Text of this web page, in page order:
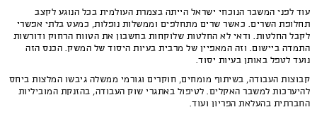
עוד לפני המשבר הנוכחי ישראל הייתה בצמרת העולמית בכל הנוגע לקצב
תחלופת השרים. כאשר שרים מתחלפים וממשלות נופלות, כמעט בלתי אפשרי
לקבל החלטות. ודאי לא החלטות שלוקחות בחשבון את הטווח הרחוק ודורשות
התמדה ביישום. וזה המאפיין של מרבית בעיות היסוד של המשק. הכנס הזה
נועד לטפל באותן בעיות יסוד.
קבוצות העבודה, בשיתוף מומחים, חוקרים וגורמי ממשלה גיבשו המלצות ביחס
להיערכות למשבר האקלים. לטיפול באתגרי שוק העבודה, בהזנקת המוביליות
החברתית בהעלאת הפריון ועוד.